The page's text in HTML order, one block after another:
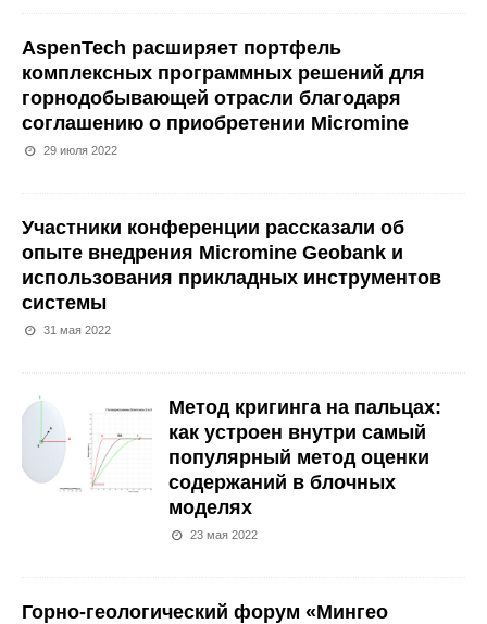
AspenTech расширяет портфель
комплексных программных решений для
горнодобывающей отрасли благодаря
соглашению о приобретении Micromine
29 июля 2022
Участники конференции рассказали об
опыте внедрения Micromine Geobank и
использования прикладных инструментов
системы
31 мая 2022
Метод кригинга на пальцах:
как устроен внутри самый
популярный метод оценки
содержаний в блочных
моделях
23 мая 2022
Горно-геологический форум «Мингео